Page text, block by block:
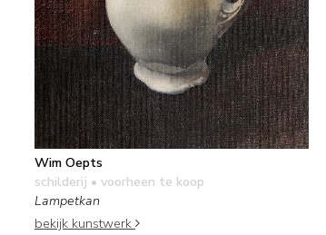
Wim Oepts
schilderij • voorheen te koop
Lampetkan
bekijk kunstwerk